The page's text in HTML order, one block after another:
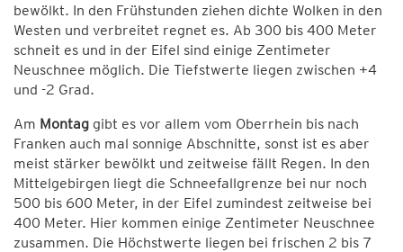
bewölkt. In den Frühstunden ziehen dichte Wolken in den
Westen und verbreitet regnet es. Ab 300 bis 400 Meter
schneit es und in der Eifel sind einige Zentimeter
Neuschnee möglich. Die Tiefstwerte liegen zwischen +4
und -2 Grad.
Am Montag gibt es vor allem vom Oberrhein bis nach
Franken auch mal sonnige Abschnitte, sonst ist es aber
meist stärker bewölkt und zeitweise fällt Regen. In den
Mittelgebirgen liegt die Schneefallgrenze bei nur noch
500 bis 600 Meter, in der Eifel zumindest zeitweise bei
400 Meter. Hier kommen einige Zentimeter Neuschnee
zusammen. Die Höchstwerte liegen bei frischen 2 bis 7